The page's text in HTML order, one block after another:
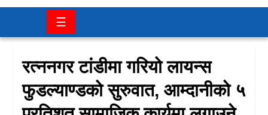
चितवन
मनोरञ्जन
अर्थ/
☰
रत्ननगर टांडीमा गरियो लायन्स
फुडल्याण्डको सुरुवात, आम्दानीको ५